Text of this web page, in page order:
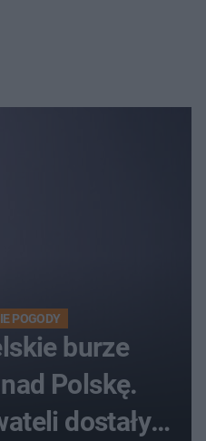
POGODY
burze
Polskę.
dostały